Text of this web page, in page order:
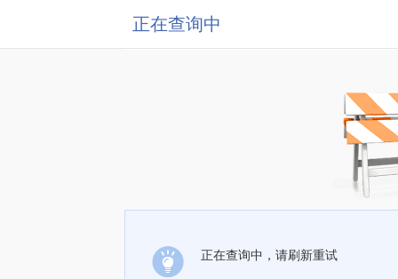
正在查询中
正在查询中，请刷新重试